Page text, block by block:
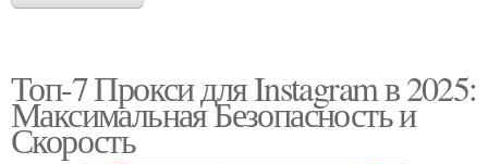
Топ-7 Прокси для Instagram в 2025:
Максимальная Безопасность и
Скорость